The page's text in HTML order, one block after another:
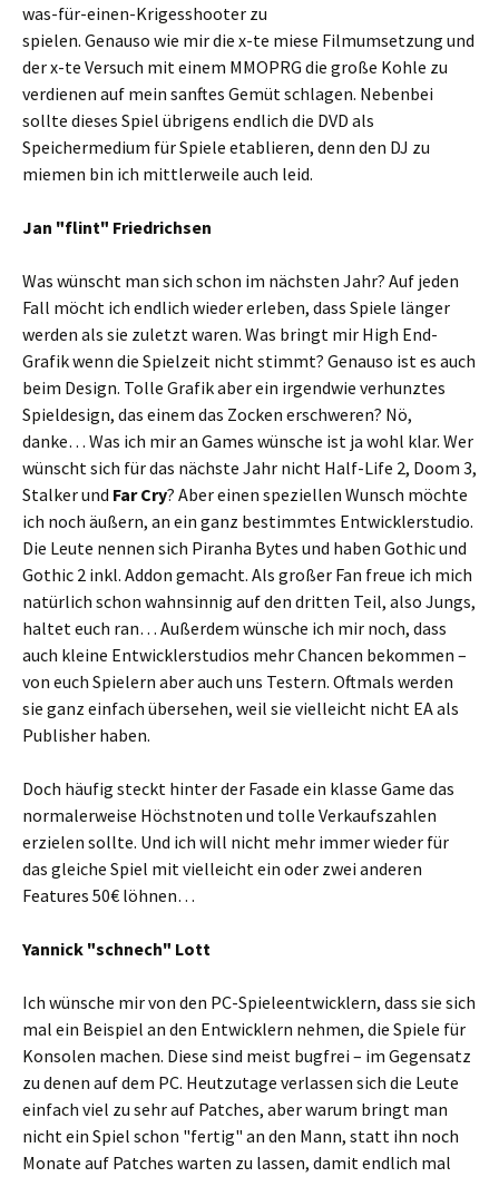
was-für-einen-Krigesshooter zu
spielen. Genauso wie mir die x-te miese Filmumsetzung und
der x-te Versuch mit einem MMOPRG die große Kohle zu
verdienen auf mein sanftes Gemüt schlagen. Nebenbei
sollte dieses Spiel übrigens endlich die DVD als
Speichermedium für Spiele etablieren, denn den DJ zu
miemen bin ich mittlerweile auch leid.
Jan "flint" Friedrichsen
Was wünscht man sich schon im nächsten Jahr? Auf jeden
Fall möcht ich endlich wieder erleben, dass Spiele länger
werden als sie zuletzt waren. Was bringt mir High End-
Grafik wenn die Spielzeit nicht stimmt? Genauso ist es auch
beim Design. Tolle Grafik aber ein irgendwie verhunztes
Spieldesign, das einem das Zocken erschweren? Nö,
danke… Was ich mir an Games wünsche ist ja wohl klar. Wer
wünscht sich für das nächste Jahr nicht Half-Life 2, Doom 3,
Stalker und Far Cry? Aber einen speziellen Wunsch möchte
ich noch äußern, an ein ganz bestimmtes Entwicklerstudio.
Die Leute nennen sich Piranha Bytes und haben Gothic und
Gothic 2 inkl. Addon gemacht. Als großer Fan freue ich mich
natürlich schon wahnsinnig auf den dritten Teil, also Jungs,
haltet euch ran… Außerdem wünsche ich mir noch, dass
auch kleine Entwicklerstudios mehr Chancen bekommen –
von euch Spielern aber auch uns Testern. Oftmals werden
sie ganz einfach übersehen, weil sie vielleicht nicht EA als
Publisher haben.
Doch häufig steckt hinter der Fasade ein klasse Game das
normalerweise Höchstnoten und tolle Verkaufszahlen
erzielen sollte. Und ich will nicht mehr immer wieder für
das gleiche Spiel mit vielleicht ein oder zwei anderen
Features 50€ löhnen…
Yannick "schnech" Lott
Ich wünsche mir von den PC-Spieleentwicklern, dass sie sich
mal ein Beispiel an den Entwicklern nehmen, die Spiele für
Konsolen machen. Diese sind meist bugfrei – im Gegensatz
zu denen auf dem PC. Heutzutage verlassen sich die Leute
einfach viel zu sehr auf Patches, aber warum bringt man
nicht ein Spiel schon "fertig" an den Mann, statt ihn noch
Monate auf Patches warten zu lassen, damit endlich mal